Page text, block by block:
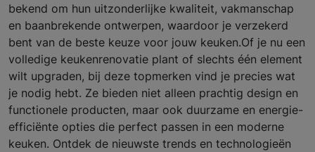
bekend om hun uitzonderlijke kwaliteit, vakmanschap
en baanbrekende ontwerpen, waardoor je verzekerd
bent van de beste keuze voor jouw keuken.Of je nu een
volledige keukenrenovatie plant of slechts één element
wilt upgraden, bij deze topmerken vind je precies wat
je nodig hebt. Ze bieden niet alleen prachtig design en
functionele producten, maar ook duurzame en energie-
efficiënte opties die perfect passen in een moderne
keuken. Ontdek de nieuwste trends en technologieën